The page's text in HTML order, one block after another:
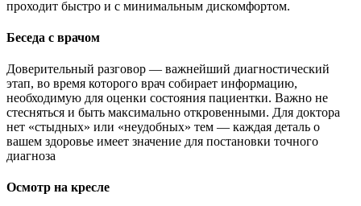
проходит быстро и с минимальным дискомфортом.
Беседа с врачом
Доверительный разговор — важнейший диагностический
этап, во время которого врач собирает информацию,
необходимую для оценки состояния пациентки. Важно не
стесняться и быть максимально откровенными. Для доктора
нет «стыдных» или «неудобных» тем — каждая деталь о
вашем здоровье имеет значение для постановки точного
диагноза
Осмотр на кресле